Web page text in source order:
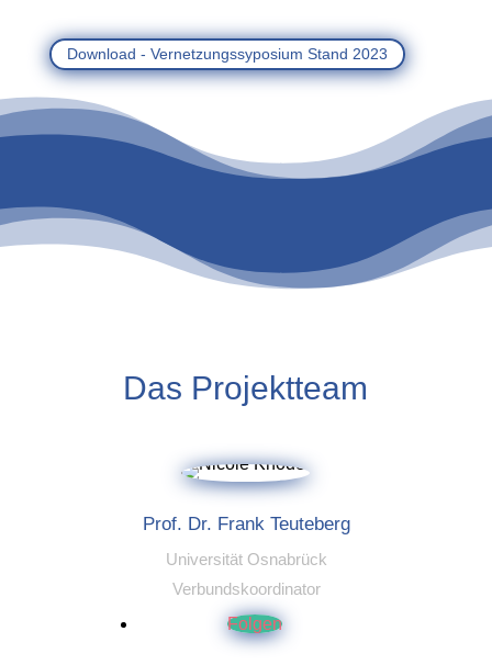
Download - Vernetzungssyposium Stand 2023
Das Projektteam
Prof. Dr. Frank Teuteberg
Universität Osnabrück
Verbundskoordinator
Folgen